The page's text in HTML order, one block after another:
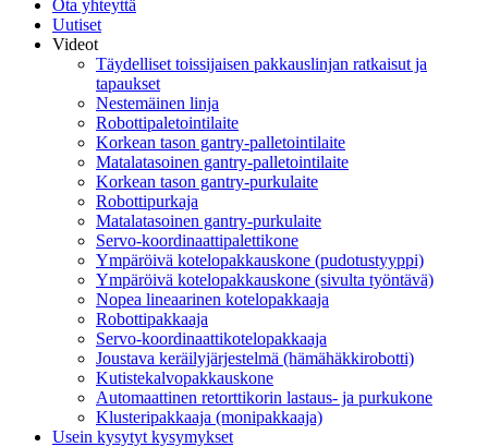
Ota yhteyttä
Uutiset
Videot
Täydelliset toissijaisen pakkauslinjan ratkaisut ja
tapaukset
Nestemäinen linja
Robottipaletointilaite
Korkean tason gantry-palletointilaite
Matalatasoinen gantry-palletointilaite
Korkean tason gantry-purkulaite
Robottipurkaja
Matalatasoinen gantry-purkulaite
Servo-koordinaattipalettikone
Ympäröivä kotelopakkauskone (pudotustyyppi)
Ympäröivä kotelopakkauskone (sivulta työntävä)
Nopea lineaarinen kotelopakkaaja
Robottipakkaaja
Servo-koordinaattikotelopakkaaja
Joustava keräilyjärjestelmä (hämähäkkirobotti)
Kutistekalvopakkauskone
Automaattinen retorttikorin lastaus- ja purkukone
Klusteripakkaaja (monipakkaaja)
Usein kysytyt kysymykset